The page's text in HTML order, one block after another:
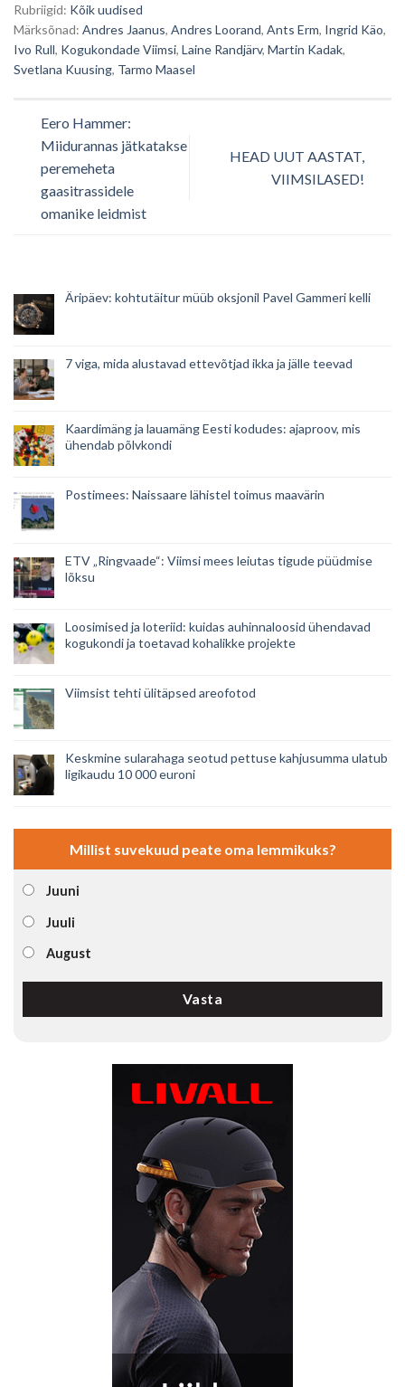
Rubriigid: Kõik uudised
Märksõnad: Andres Jaanus, Andres Loorand, Ants Erm, Ingrid Käo,
Ivo Rull, Kogukondade Viimsi, Laine Randjärv, Martin Kadak,
Svetlana Kuusing, Tarmo Maasel
Eero Hammer:
Miidurannas jätkatakse
peremeheta
gaasitrassidele
omanike leidmist
HEAD UUT AASTAT,
VIIMSILASED!
Äripäev: kohtutäitur müüb oksjonil Pavel Gammeri kelli
7 viga, mida alustavad ettevõtjad ikka ja jälle teevad
Kaardimäng ja lauamäng Eesti kodudes: ajaproov, mis
ühendab põlvkondi
Postimees: Naissaare lähistel toimus maavärin
ETV „Ringvaade“: Viimsi mees leiutas tigude püüdmise
lõksu
Loosimised ja loteriid: kuidas auhinnaloosid ühendavad
kogukondi ja toetavad kohalikke projekte
Viimsist tehti ülitäpsed areofotod
Keskmine sularahaga seotud pettuse kahjusumma ulatub
ligikaudu 10 000 euroni
Millist suvekuud peate oma lemmikuks?
Juuni
Juuli
August